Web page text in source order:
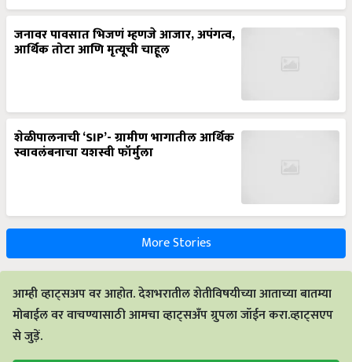
जनावर पावसात भिजणं म्हणजे आजार, अपंगत्व,
आर्थिक तोटा आणि मृत्यूची चाहूल
शेळीपालनाची ‘SIP’- ग्रामीण भागातील आर्थिक
स्वावलंबनाचा यशस्वी फॉर्मुला
More Stories
आम्ही व्हाट्सअप वर आहोत. देशभरातील शेतीविषयीच्या आताच्या बातम्या
मोबाईल वर वाचण्यासाठी आमचा व्हाट्सअँप ग्रुपला जॉईन करा.व्हाट्सएप
से जुड़ें.